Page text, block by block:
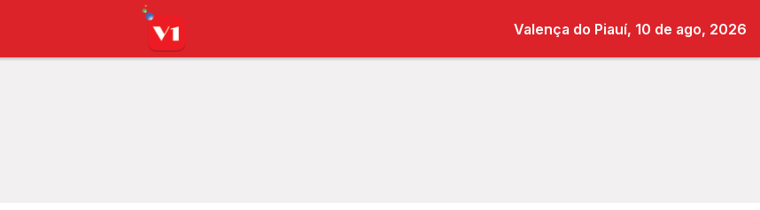
Valença do Piauí, 10 de ago, 2026